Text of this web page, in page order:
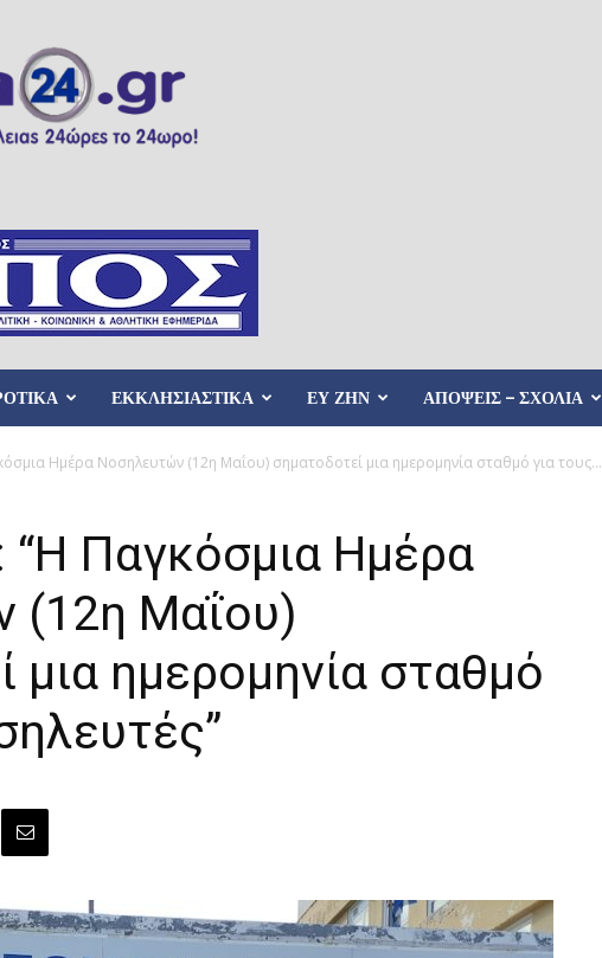
ΕΚΚΛΗΣΙΑΣΤΙΚΑ ΕΥ ΖΗΝ ΑΠΟΨΕΙΣ – ΣΧΟΛΙΑ
Ημέρα Νοσηλευτών (12η Μαΐου) σηματοδοτεί μια ημερομηνία σταθμό για τους...
Παγκόσμια Ημέρα
(12η Μαΐου)
μια ημερομηνία σταθμό